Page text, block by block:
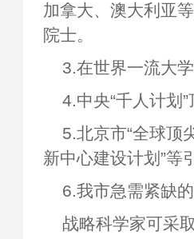
加拿大、澳大利亚
院士。
3.在世界一流大
4.中央“千人计划
5.北京市“全球顶
新中心建设计划”等
6.我市急需紧缺
战略科学家可采